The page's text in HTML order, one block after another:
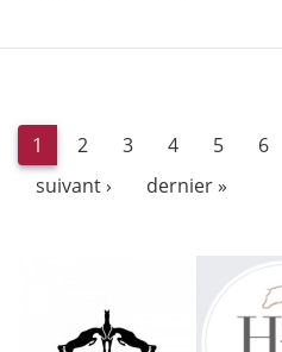
1 2 3 4 5 6
suivant ›
dernier »